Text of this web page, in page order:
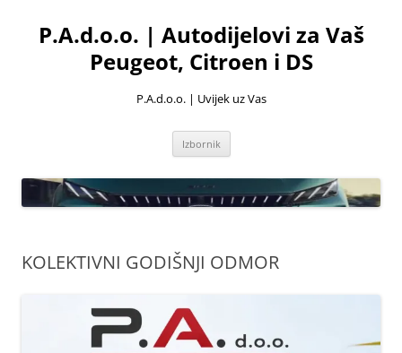
sadržaja
P.A.d.o.o. | Autodijelovi za Vaš
Peugeot, Citroen i DS
P.A.d.o.o. | Uvijek uz Vas
Izbornik
KOLEKTIVNI GODIŠNJI ODMOR